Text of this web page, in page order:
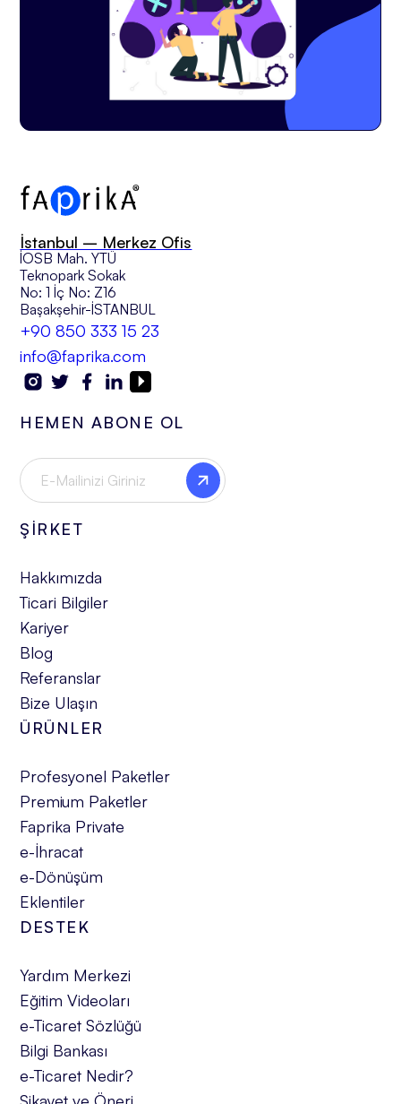
İstanbul – Merkez Ofis
İOSB Mah. YTÜ
Teknopark Sokak
No: 1 İç No: Z16
Başakşehir-İSTANBUL
+90 850 333 15 23
info@faprika.com
HEMEN ABONE OL
ŞİRKET
Hakkımızda
Ticari Bilgiler
Kariyer
Blog
Referanslar
Bize Ulaşın
ÜRÜNLER
Profesyonel Paketler
Premium Paketler
Faprika Private
e-İhracat
e-Dönüşüm
Eklentiler
DESTEK
Yardım Merkezi
Eğitim Videoları
e-Ticaret Sözlüğü
Bilgi Bankası
e-Ticaret Nedir?
Şikayet ve Öneri